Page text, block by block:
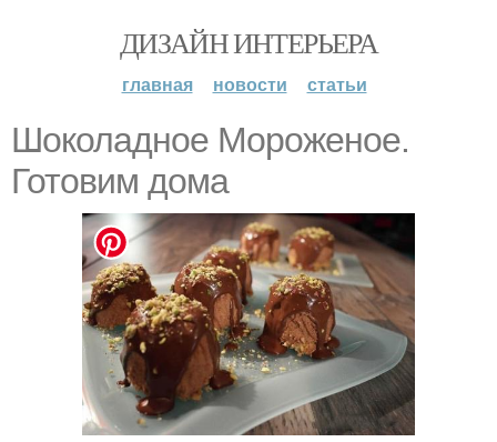
ДИЗАЙН ИНТЕРЬЕРА
главная новости статьи
Шоколадное Мороженое.
Готовим дома